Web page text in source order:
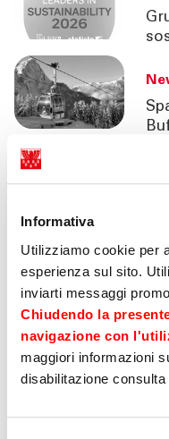
Informativa
Utilizziamo cookie per
esperienza sul sito.
inviarti messaggi
Chiudendo la
navigazione con
maggiori informazioni
disabilitazione consulta
ATTUALITÀ
CONTATTI
Educazione
Sparkasse Crowd
Disclosure
Mancata presa in
La nostra offerta
Green Social &
Partecipazione a
il